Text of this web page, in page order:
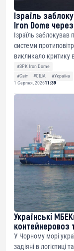
Ізраїль
Iron Dome
Ізраїль
системи
викликало
#ЗРК Iron Dome
#Світ
#США
#Україна
1 Серпня, 202611:39
Українські
контейнеровоз
У Чорному морі
задіяні в логістиці